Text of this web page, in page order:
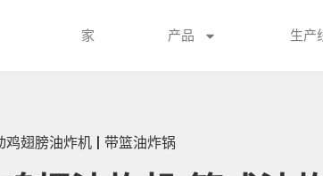
家 产品 生产
鸡翅膀油炸机 | 带篮油炸锅